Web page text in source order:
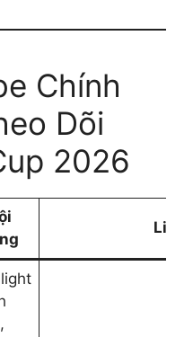
Chính
Dõi
2026
Link